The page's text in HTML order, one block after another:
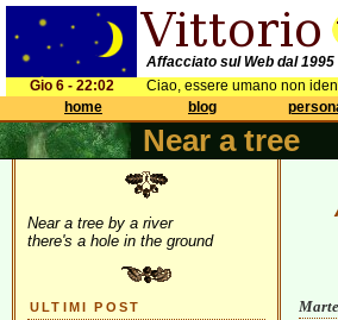
Affacciato sul Web dal 1995
Gio 6 - 22:02
Ciao, essere umano non
home
blog
Near a tree
Near a tree by a river
there's a hole in the ground
ULTIMI POST